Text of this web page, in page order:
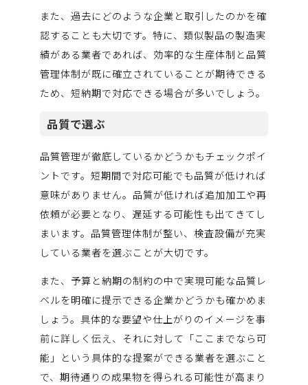
また、過去にどのような企業と取引したのかを確
認することも大切です。特に、類似製品の製造実
績がある業者であれば、効率的な生産体制と品質
管理体制が既に確立されていることが期待できる
ため、短納期で対応できる場合が多いでしょう。
品質で選ぶ
品質管理が徹底しているかどうかもチェックポイ
ントです。短期間で対応可能でも品質が低ければ
意味がありません。品質が低ければ追加加工や再
依頼が必要となり、遅延する可能性も出てきてし
まいます。品質管理体制が整い、検査設備が充実
している業者を選ぶことが大切です。
また、予算と納期の制約の中で実現可能な品質レ
ベルを明確に提示できる企業かどうかも確かめま
しょう。具体的な要望や仕上がりのイメージを事
前に詳しく伝え、それに対して「ここまでなら可
能」という具体的な提案ができる業者を選ぶこと
で、期待通りの成果物を得られる可能性が高まり